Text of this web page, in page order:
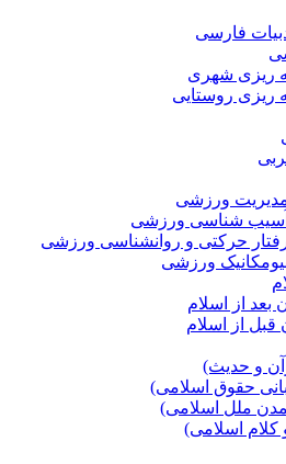
فارسی
ریزی شهری
ریزی روستایی
ورزشی
شناسی ورزشی
حرکتی و روانشناسی ورزشی
ورزشی
بعد از اسلام
قبل از اسلام
و حدیث)
حقوق اسلامی)
تمدن ملل اسلامی)
کلام اسلامی)